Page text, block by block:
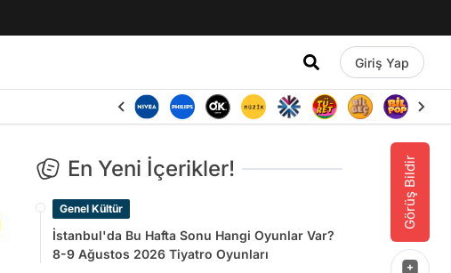
Giriş Yap
Görüş Bildir
En Yeni İçerikler!
Genel Kültür
İstanbul'da Bu Hafta Sonu Hangi Oyunlar Var?
8-9 Ağustos 2026 Tiyatro Oyunları